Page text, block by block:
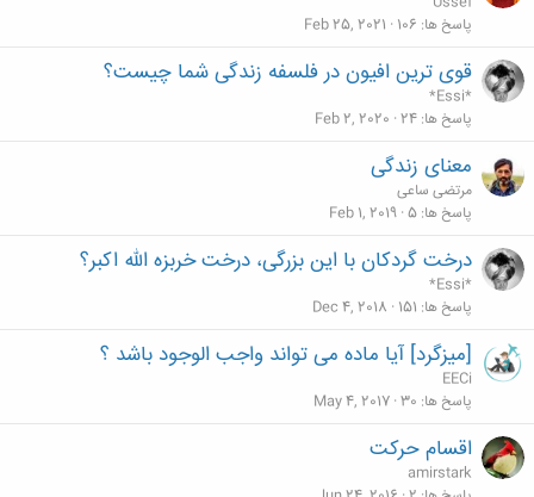
پاسخ ها 106
Feb 25, 2021
قوی ترین افیون در فلسفه زندگی شما چیست؟
*Essi*
پاسخ ها 24
Feb 2, 2020
معنای زندگی
مرتضی ساعی
پاسخ ها 5
Feb 1, 2019
درخت گردکان با این بزرگی، درخت خربزه الله اکبر؟
*Essi*
پاسخ ها 151
Dec 4, 2018
[میزگرد] آیا ماده می تواند واجب الوجود باشد ؟
EECi
پاسخ ها 30
May 4, 2017
اقسام حرکت
amirstark